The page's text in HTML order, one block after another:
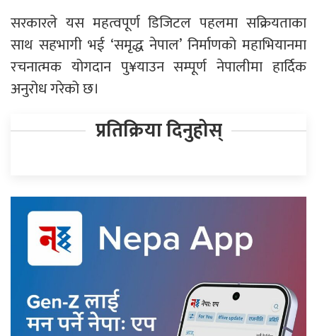
सरकारले यस महत्वपूर्ण डिजिटल पहलमा सक्रियताका
साथ सहभागी भई ‘समृद्ध नेपाल’ निर्माणको महाभियानमा
रचनात्मक योगदान पु¥याउन सम्पूर्ण नेपालीमा हार्दिक
अनुरोध गरेको छ।
प्रतिक्रिया दिनुहोस्